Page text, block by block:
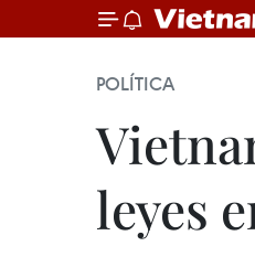
POLÍTICA
leyes